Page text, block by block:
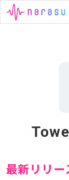
最新リリー